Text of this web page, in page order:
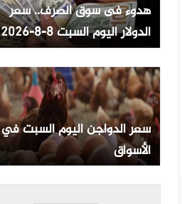
هدوء فى سوق الصرف.. سعر
الدولار اليوم السبت 8-8-2026
أمام الجنيه المصرى
سعر الدواجن اليوم السبت في
الأسواق